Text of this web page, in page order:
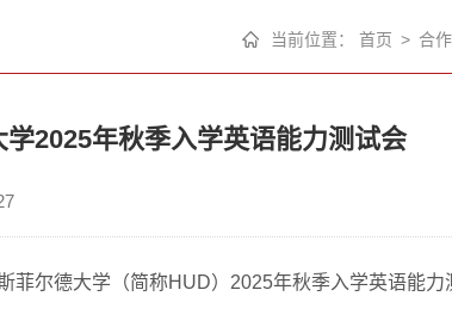
当前位置： 首页 > 合
2025年秋季入学英语能力测试会
菲尔德大学（简称HUD）2025年秋季入学英语能